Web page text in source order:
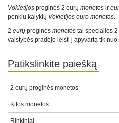
Vokietijos proginės 2 eurų monetos ir
penkių kalyklų Vokietijos euro monetas.
2 eurų proginės monetos tai specialios 2
valstybės pradėjo leisti į apyvartą tik nuo
Patikslinkite paiešką
2 eurų proginės monetos
Kitos monetos
Rinkiniai